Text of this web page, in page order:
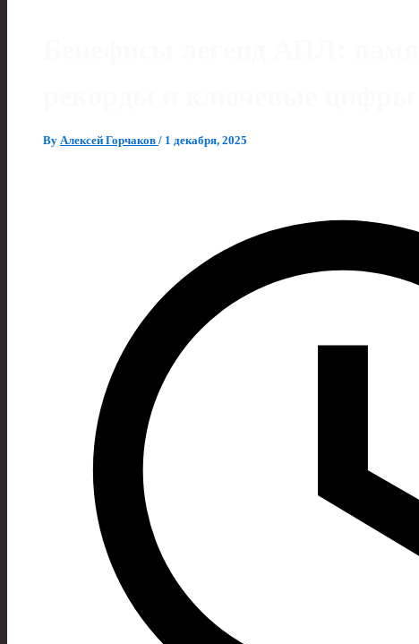
By Алексей Горчаков / 1 декабря, 2025